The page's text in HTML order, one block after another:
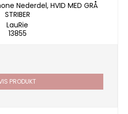
Nederdel, HVID MED GRÅ
STRIBER
LauRie
13855
PRODUKT